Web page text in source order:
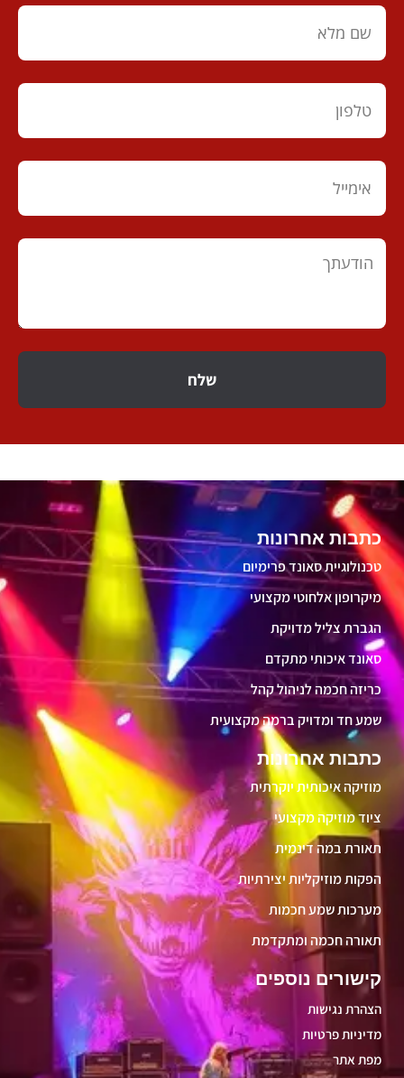
שלח
קישורים נוספים
הצהרת נגישות
מדיניות פרטיות
מפת אתר
כתבות אחרונות
מוזיקה איכותית יוקרתית
ציוד מוזיקה מקצועי
תאורת במה דינמית
הפקות מוזיקליות יצירתיות
מערכות שמע חכמות
תאורה חכמה ומתקדמת
כתבות אחרונות
טכנולוגיית סאונד פרימיום
מיקרופון אלחוטי מקצועי
הגברת צליל מדויקת
סאונד איכותי מתקדם
כריזה חכמה לניהול קהל
שמע חד ומדויק ברמה מקצועית